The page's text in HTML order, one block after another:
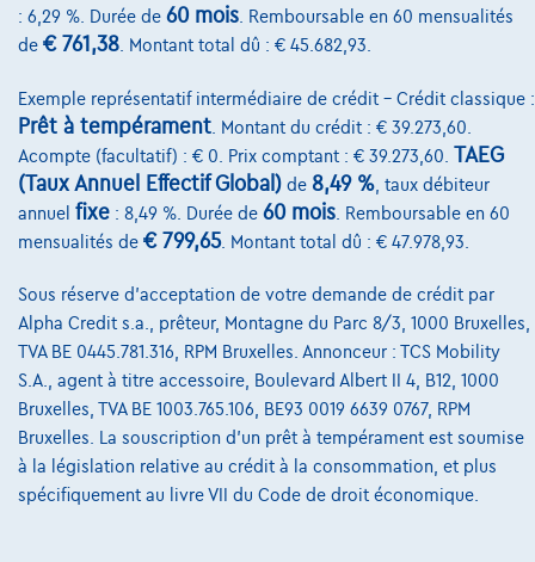
: 6,29 %. Durée de 60 mois . Remboursable en 60 mensualités
de € 761,38 . Montant total dû : € 45.682,93.
Exemple représentatif intermédiaire de crédit – Crédit classique :
Prêt à tempérament . Montant du crédit : € 39.273,60.
Acompte (facultatif) : € 0. Prix comptant : € 39.273,60. TAEG
(Taux Annuel Effectif Global) de 8,49 % , taux débiteur
annuel fixe : 8,49 %. Durée de 60 mois . Remboursable en 60
mensualités de € 799,65. Montant total dû : € 47.978,93.
Sous réserve d'acceptation de votre demande de crédit par
Alpha Credit s.a., prêteur, Montagne du Parc 8/3, 1000 Bruxelles,
TVA BE 0445.781.316, RPM Bruxelles. Annonceur : TCS Mobility
S.A., agent à titre accessoire, Boulevard Albert II 4, B12, 1000
Bruxelles, TVA BE 1003.765.106, BE93 0019 6639 0767, RPM
Bruxelles. La souscription d'un prêt à tempérament est soumise
à la législation relative au crédit à la consommation, et plus
spécifiquement au livre VII du Code de droit économique.
Sur Nous
Qui nous sommes
Charte de qualité
Nos dealers
Notre équipe
Contact
@2024 TCS Mobility SA/NV Copyright
Conditions Générales